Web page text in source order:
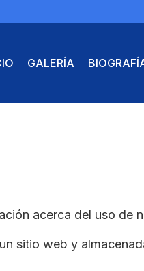
GALERÍA
acerca del uso de
sitio web y